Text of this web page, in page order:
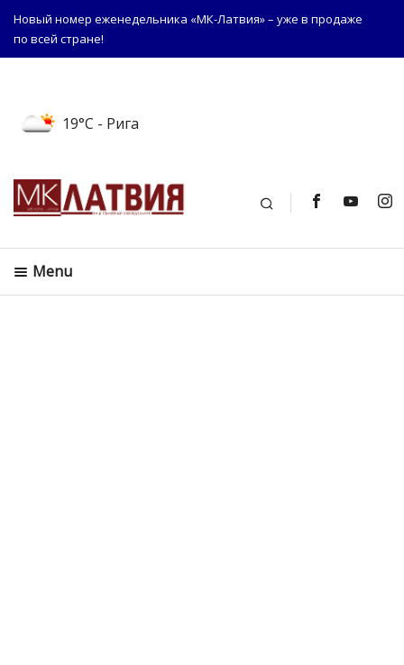
Новый номер еженедельника «МК-Латвия» – уже в продаже
по всей стране!
19°C - Рига
Поиск
Menu